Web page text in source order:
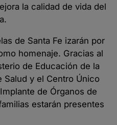
la calidad de vida del
de Santa Fe izarán por
homenaje. Gracias al
de Educación de la
y el Centro Único
de Órganos de
estarán presentes